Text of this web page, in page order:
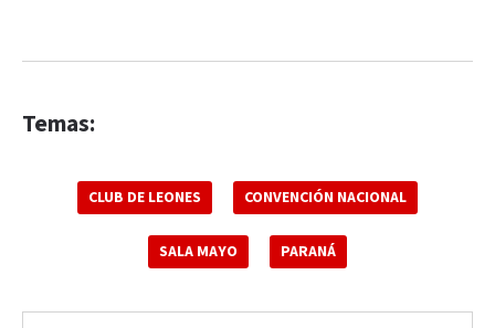
Temas:
CLUB DE LEONES CONVENCIÓN NACIONAL
SALA MAYO PARANÁ